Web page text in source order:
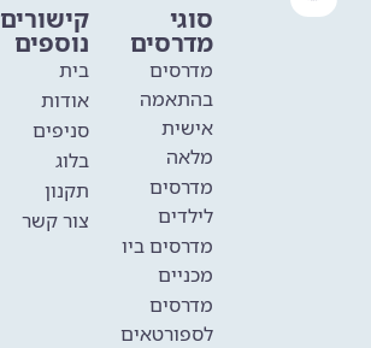
סוגי
מדרסים
מדרסים
בהתאמה
אישית
מלאה
מדרסים
לילדים
מדרסים ביו
מכניים
מדרסים
לספורטאים
קישורים
נוספים
בית
אודות
סניפים
בלוג
תקנון
צור קשר